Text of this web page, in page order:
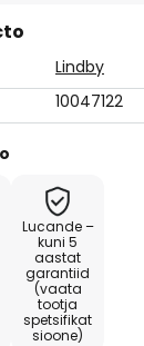
Lindby
10047122
Lucande –
kuni 5
aastat
garantiid
(vaata
tootja
spetsifikat
sioone)